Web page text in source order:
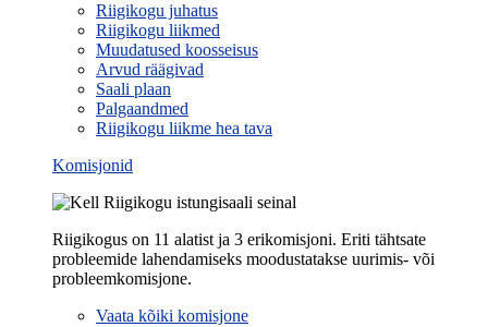
Riigikogu juhatus
Riigikogu liikmed
Muudatused koosseisus
Arvud räägivad
Saali plaan
Palgaandmed
Riigikogu liikme hea tava
Komisjonid
Riigikogus on 11 alatist ja 3 erikomisjoni. Eriti tähtsate
probleemide lahendamiseks moodustatakse uurimis- või
probleemkomisjone.
Vaata kõiki komisjone